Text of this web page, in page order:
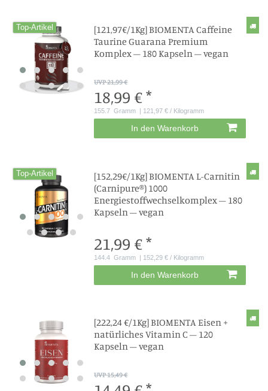
Top-Artikel
[121,97€/1Kg] BIOMENTA Caffeine
Taurine Guarana Premium
Komplex – 180 Kapseln – vegan
UVP 21,99 €
18,99 € *
155.7 Gramm | 121,97 € / Kilogramm
In den Warenkorb
Top-Artikel
[152,29€/1Kg] BIOMENTA L-Carnitin
(Carnipure®) 1000
Energiestoffwechselkomplex – 180
Kapseln – vegan
21,99 € *
144.4 Gramm | 152,29 € / Kilogramm
In den Warenkorb
[222,24 €/1Kg] BIOMENTA Eisen +
natürliches Vitamin C – 120
Kapseln – vegan
UVP 15,49 €